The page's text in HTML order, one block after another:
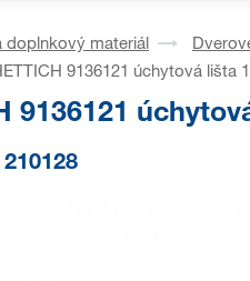
doplnkový materiál
9136121 úchytová lišta
9136121
210128